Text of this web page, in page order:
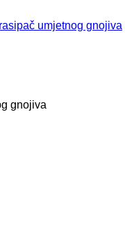
umjetnog gnojiva
gnojiva